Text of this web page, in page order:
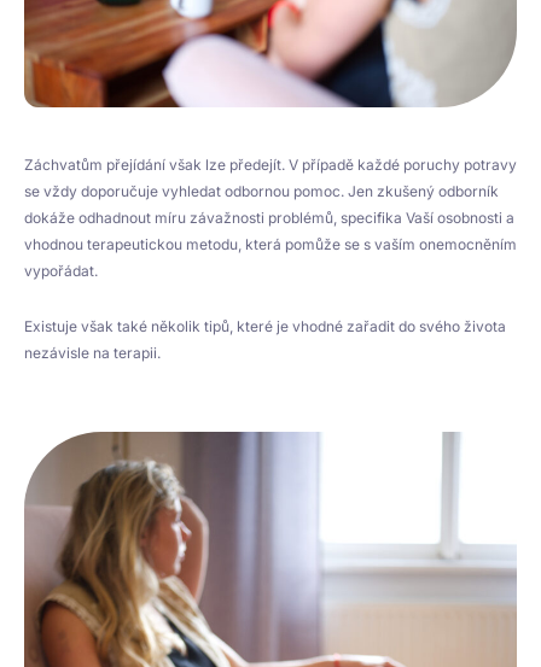
Záchvatům přejídání však lze předejít. V případě každé poruchy potravy
se vždy doporučuje vyhledat odbornou pomoc. Jen zkušený odborník
dokáže odhadnout míru závažnosti problémů, specifika Vaší osobnosti a
vhodnou terapeutickou metodu, která pomůže se s vaším onemocněním
vypořádat.
Existuje však také několik tipů, které je vhodné zařadit do svého života
nezávisle na terapii.